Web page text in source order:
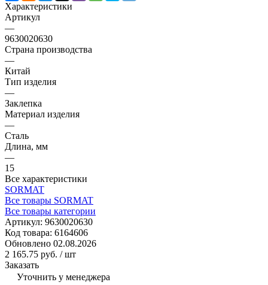
Характеристики
Артикул
—
9630020630
Страна производства
—
Китай
Тип изделия
—
Заклепка
Материал изделия
—
Сталь
Длина, мм
—
15
Все характеристики
SORMAT
Все товары SORMAT
Все товары категории
Артикул: 9630020630
Код товара: 6164606
Обновлено 02.08.2026
2 165.75 руб. / шт
Заказать
Уточнить у менеджера